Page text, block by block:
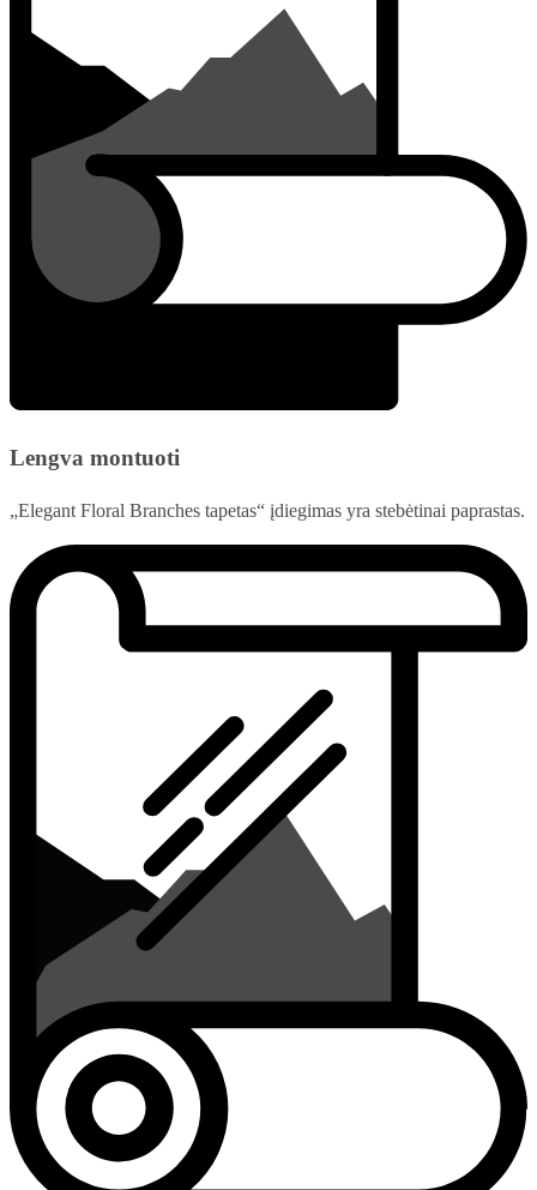
Lengva montuoti
„Elegant Floral Branches tapetas“ įdiegimas yra stebėtinai paprastas.